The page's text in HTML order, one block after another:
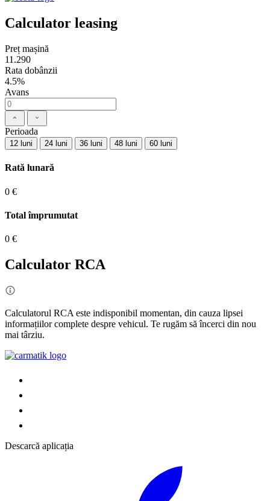
Calculator leasing
Preț mașină
11.290
Rata dobânzii
4.5%
Avans
Perioada
12 luni 24 luni 36 luni 48 luni 60 luni
Rată lunară
0 €
Total împrumutat
0 €
Calculator RCA
Calculatorul RCA este indisponibil momentan, din cauza lipsei
informațiilor complete despre vehicul. Te rugăm să încerci din nou
mai târziu.
Descarcă aplicația